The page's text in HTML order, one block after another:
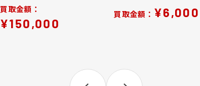
買取金額：
¥150,000
買取金額： ¥6,000